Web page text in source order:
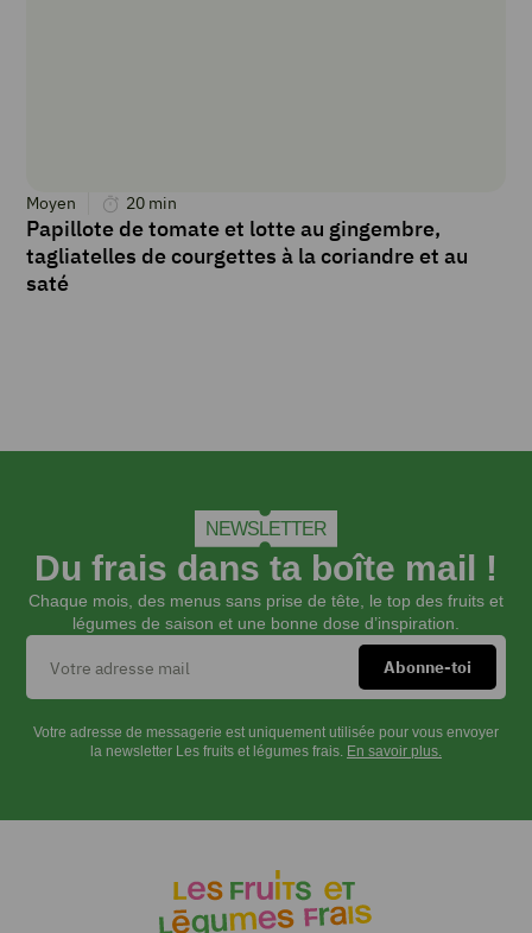
Moyen 20 min
Papillote de tomate et lotte au gingembre,
tagliatelles de courgettes à la coriandre et au
saté
NEWSLETTER
Du frais dans ta boîte mail !
Chaque mois, des menus sans prise de tête, le top des fruits et
légumes de saison et une bonne dose d’inspiration.
Votre adresse de messagerie est uniquement utilisée pour vous envoyer
la newsletter Les fruits et légumes frais. En savoir plus.